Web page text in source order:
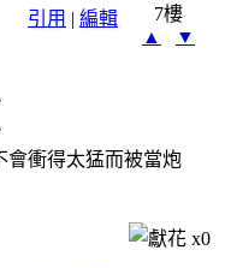
引用 | 編輯
7樓
▲
▼
會衝得太猛而被當炮
x0